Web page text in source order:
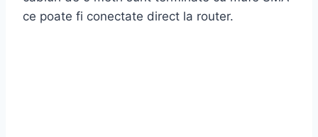
ce poate fi conectate direct la router.